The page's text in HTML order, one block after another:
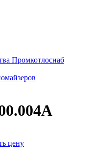
Промкотлоснаб
цену